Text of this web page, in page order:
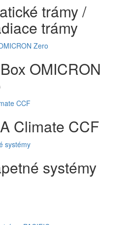
trámy /
trámy
Zero
OMICRON
CCF
Climate CCF
systémy
systémy